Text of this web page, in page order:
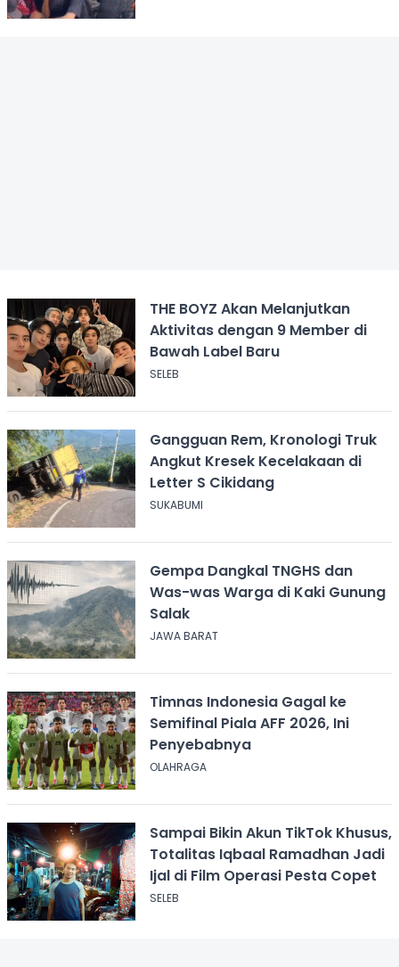
THE BOYZ Akan Melanjutkan
Aktivitas dengan 9 Member di
Bawah Label Baru
SELEB
Gangguan Rem, Kronologi Truk
Angkut Kresek Kecelakaan di
Letter S Cikidang
SUKABUMI
Gempa Dangkal TNGHS dan
Was-was Warga di Kaki Gunung
Salak
JAWA BARAT
Timnas Indonesia Gagal ke
Semifinal Piala AFF 2026, Ini
Penyebabnya
OLAHRAGA
Sampai Bikin Akun TikTok Khusus,
Totalitas Iqbaal Ramadhan Jadi
Ijal di Film Operasi Pesta Copet
SELEB